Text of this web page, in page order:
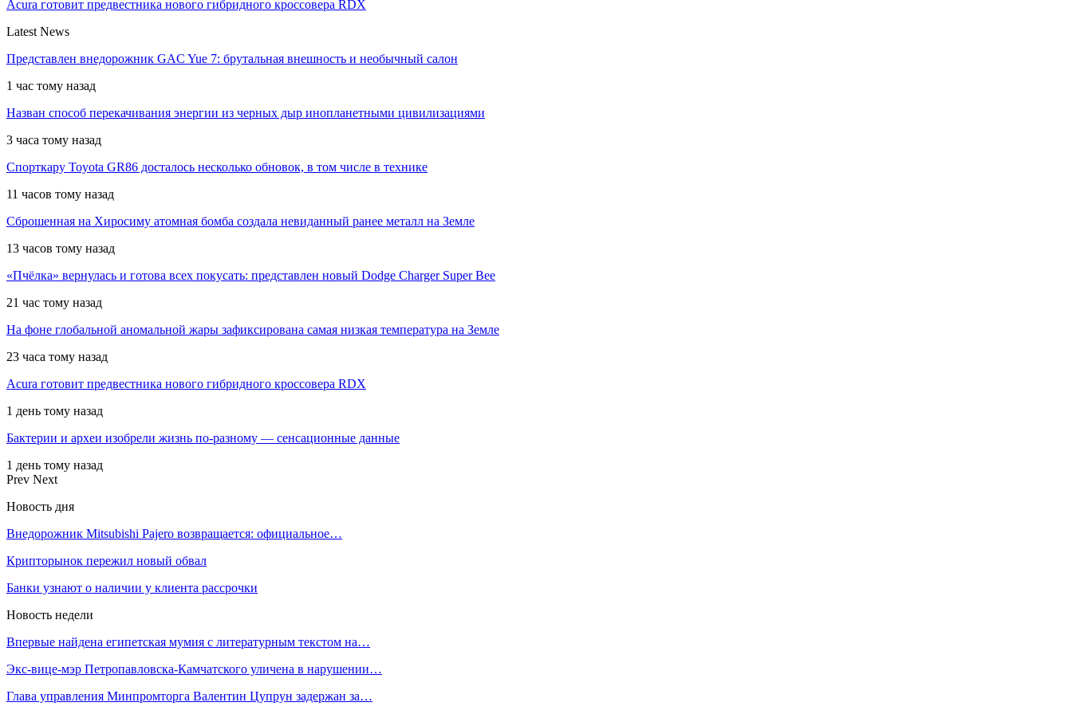
Acura готовит предвестника нового гибридного кроссовера RDX
Latest News
Представлен внедорожник GAC Yue 7: брутальная внешность и необычный салон
1 час тому назад
Назван способ перекачивания энергии из черных дыр инопланетными цивилизациями
3 часа тому назад
Спорткару Toyota GR86 досталось несколько обновок, в том числе в технике
11 часов тому назад
Сброшенная на Хиросиму атомная бомба создала невиданный ранее металл на Земле
13 часов тому назад
«Пчёлка» вернулась и готова всех покусать: представлен новый Dodge Charger Super Bee
21 час тому назад
На фоне глобальной аномальной жары зафиксирована самая низкая температура на Земле
23 часа тому назад
Acura готовит предвестника нового гибридного кроссовера RDX
1 день тому назад
Бактерии и археи изобрели жизнь по-разному — сенсационные данные
1 день тому назад
Prev Next
Новость дня
Внедорожник Mitsubishi Pajero возвращается: официальное…
Крипторынок пережил новый обвал
Банки узнают о наличии у клиента рассрочки
Новость недели
Впервые найдена египетская мумия с литературным текстом на…
Экс-вице-мэр Петропавловска-Камчатского уличена в нарушении…
Глава управления Минпромторга Валентин Цупрун задержан за…